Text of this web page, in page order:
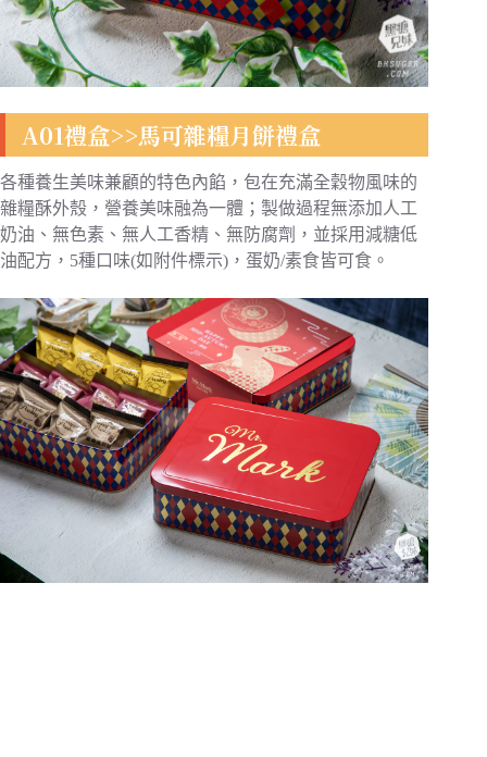
A01禮盒>>馬可雜糧月餅禮盒
各種養生美味兼顧的特色內餡，包在充滿全穀物風味的
雜糧酥外殼，營養美味融為一體；製做過程無添加人工
奶油、無色素、無人工香精、無防腐劑，並採用減糖低
油配方，5種口味(如附件標示)，蛋奶/素食皆可食。